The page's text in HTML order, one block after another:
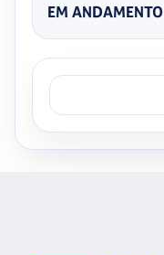
EM ANDAMENTO